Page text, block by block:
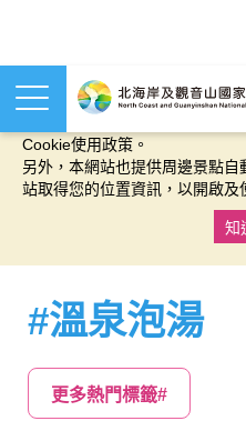
本網站使用cookies等相關技術
Cookie使用政策。
另外，本網站也提供周邊景點
站取得您的位置資訊，以開啟及
知
#溫泉泡湯
更多熱門標籤#